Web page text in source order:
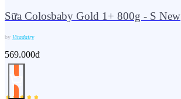
Sữa Colosbaby Gold 1+ 800g - S New
by Vitadairy
569.000đ